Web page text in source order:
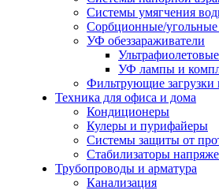
Системы умягчения
Сорбционные/
УФ обеззараживатели
УФ лампы и
Фильтрующие загрузки
Техника для офиса и дома
Кондиционеры
Кулеры и пурифайеры
Системы защиты от
Стабилизаторы
Трубопроводы и арматура
Канализация